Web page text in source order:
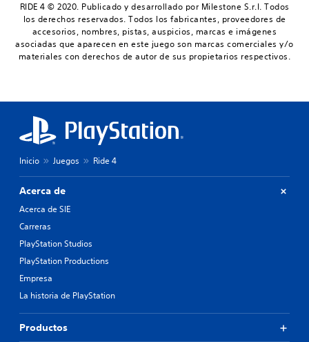
RIDE 4 © 2020. Publicado y desarrollado por Milestone S.r.l. Todos
los derechos reservados. Todos los fabricantes, proveedores de
accesorios, nombres, pistas, auspicios, marcas e imágenes
asociadas que aparecen en este juego son marcas comerciales y/o
materiales con derechos de autor de sus propietarios respectivos.
Inicio Juegos Ride 4
Acerca de
Acerca de SIE
Carreras
PlayStation Studios
PlayStation Productions
Empresa
La historia de PlayStation
Productos